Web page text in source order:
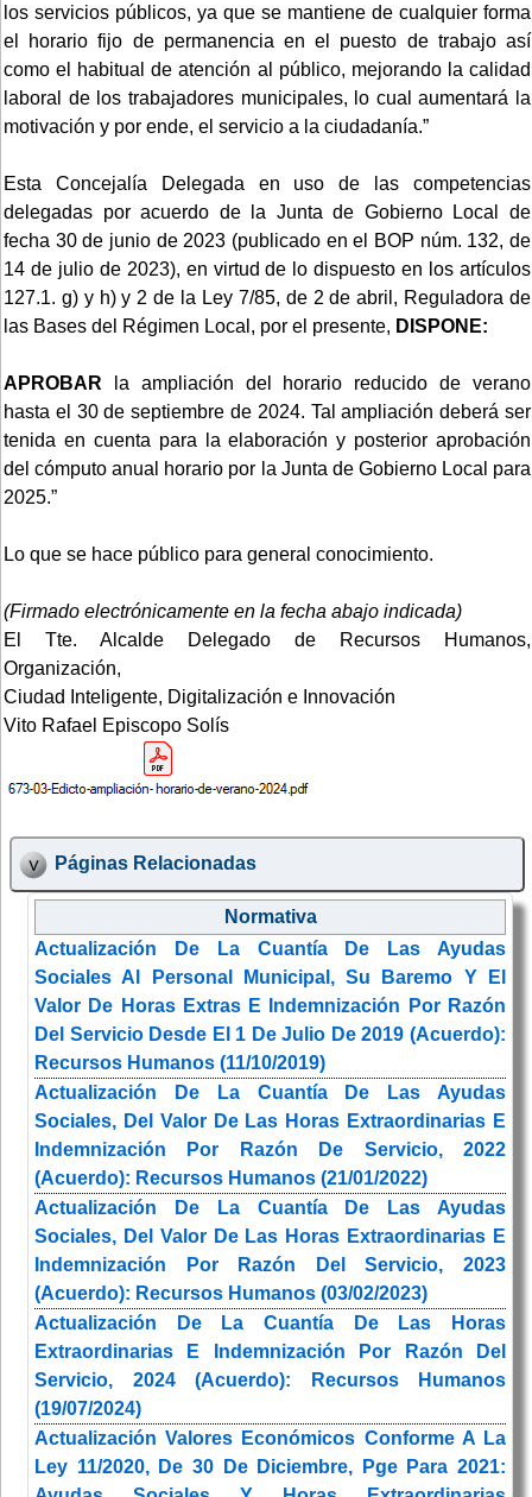
los servicios públicos, ya que se mantiene de cualquier forma
el horario fijo de permanencia en el puesto de trabajo así
como el habitual de atención al público, mejorando la calidad
laboral de los trabajadores municipales, lo cual aumentará la
motivación y por ende, el servicio a la ciudadanía.”
Esta Concejalía Delegada en uso de las competencias
delegadas por acuerdo de la Junta de Gobierno Local de
fecha 30 de junio de 2023 (publicado en el BOP núm. 132, de
14 de julio de 2023), en virtud de lo dispuesto en los artículos
127.1. g) y h) y 2 de la Ley 7/85, de 2 de abril, Reguladora de
las Bases del Régimen Local, por el presente, DISPONE:
APROBAR la ampliación del horario reducido de verano
hasta el 30 de septiembre de 2024. Tal ampliación deberá ser
tenida en cuenta para la elaboración y posterior aprobación
del cómputo anual horario por la Junta de Gobierno Local para
2025.”
Lo que se hace público para general conocimiento.
(Firmado electrónicamente en la fecha abajo indicada)
El Tte. Alcalde Delegado de Recursos Humanos,
Organización,
Ciudad Inteligente, Digitalización e Innovación
Vito Rafael Episcopo Solís
Páginas Relacionadas
Normativa
Actualización De La Cuantía De Las Ayudas
Sociales Al Personal Municipal, Su Baremo Y El
Valor De Horas Extras E Indemnización Por Razón
Del Servicio Desde El 1 De Julio De 2019 (Acuerdo):
Recursos Humanos (11/10/2019)
Actualización De La Cuantía De Las Ayudas
Sociales, Del Valor De Las Horas Extraordinarias E
Indemnización Por Razón De Servicio, 2022
(Acuerdo): Recursos Humanos (21/01/2022)
Actualización De La Cuantía De Las Ayudas
Sociales, Del Valor De Las Horas Extraordinarias E
Indemnización Por Razón Del Servicio, 2023
(Acuerdo): Recursos Humanos (03/02/2023)
Actualización De La Cuantía De Las Horas
Extraordinarias E Indemnización Por Razón Del
Servicio, 2024 (Acuerdo): Recursos Humanos
(19/07/2024)
Actualización Valores Económicos Conforme A La
Ley 11/2020, De 30 De Diciembre, Pge Para 2021: